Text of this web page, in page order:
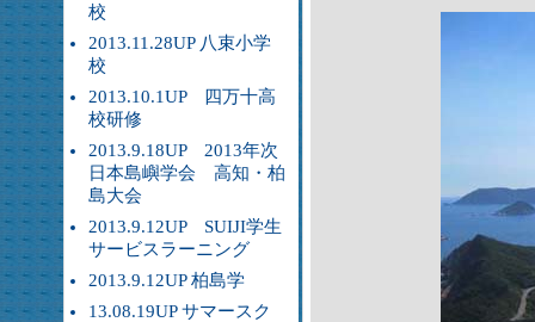
校
2013.11.28UP 八束小学
校
2013.10.1UP 四万十高
校研修
2013.9.18UP 2013年次
日本島嶼学会 高知・柏
島大会
2013.9.12UP SUIJI学生
サービスラーニング
2013.9.12UP 柏島学
13.08.19UP サマースク